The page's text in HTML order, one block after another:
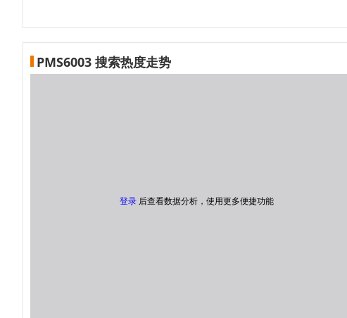
PMS6003 搜索热度走势
登录 后查看数据分析，使用更多便捷功能